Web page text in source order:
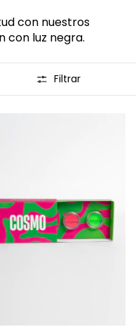
con nuestros
con luz negra.
Filtrar